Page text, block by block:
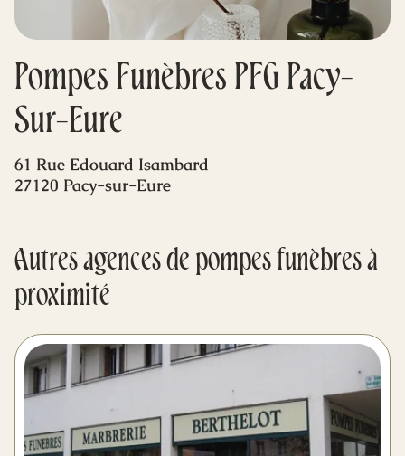
Blog
Pompes Funèbres PFG Pacy-
Sur-Eure
61 Rue Edouard Isambard
27120 Pacy-sur-Eure
Autres agences de pompes funèbres à
proximité